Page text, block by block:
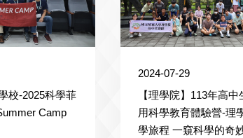
校-2025科學菲
Camp
2024-07-29
【理學院】113年高
用科學教育體驗營-理
學旅程 一窺科學的